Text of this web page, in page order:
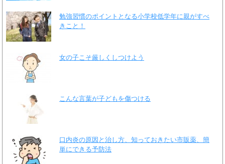
勉強習慣のポイントとなる小学校低学年に親がすべ
きこと！
女の子こそ厳しくしつけよう
こんな言葉が子どもを傷つける
口内炎の原因と治し方、知っておきたい市販薬、簡
単にできる予防法